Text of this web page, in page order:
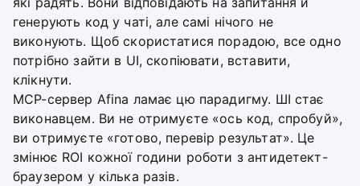
генерують код у чаті, але самі нічого не
виконують. Щоб скористатися порадою, все одно
потрібно зайти в UI, скопіювати, вставити,
клікнути.
MCP-сервер Afina ламає цю парадигму. ШІ стає
виконавцем. Ви не отримуєте «ось код, спробуй»,
ви отримуєте «готово, перевір результат». Це
змінює ROI кожної години роботи з антидетект-
браузером у кілька разів.